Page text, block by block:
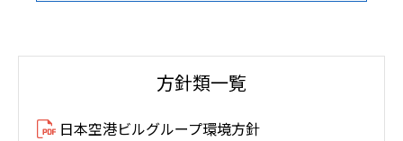
方針類一覧
日本空港ビルグループ環境方針